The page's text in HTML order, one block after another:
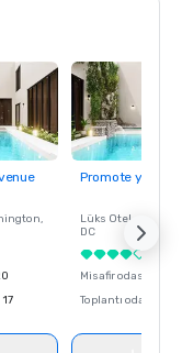
,
17
Promote your
Lüks Otel -
DC
Misafir odası
Toplantı odaları